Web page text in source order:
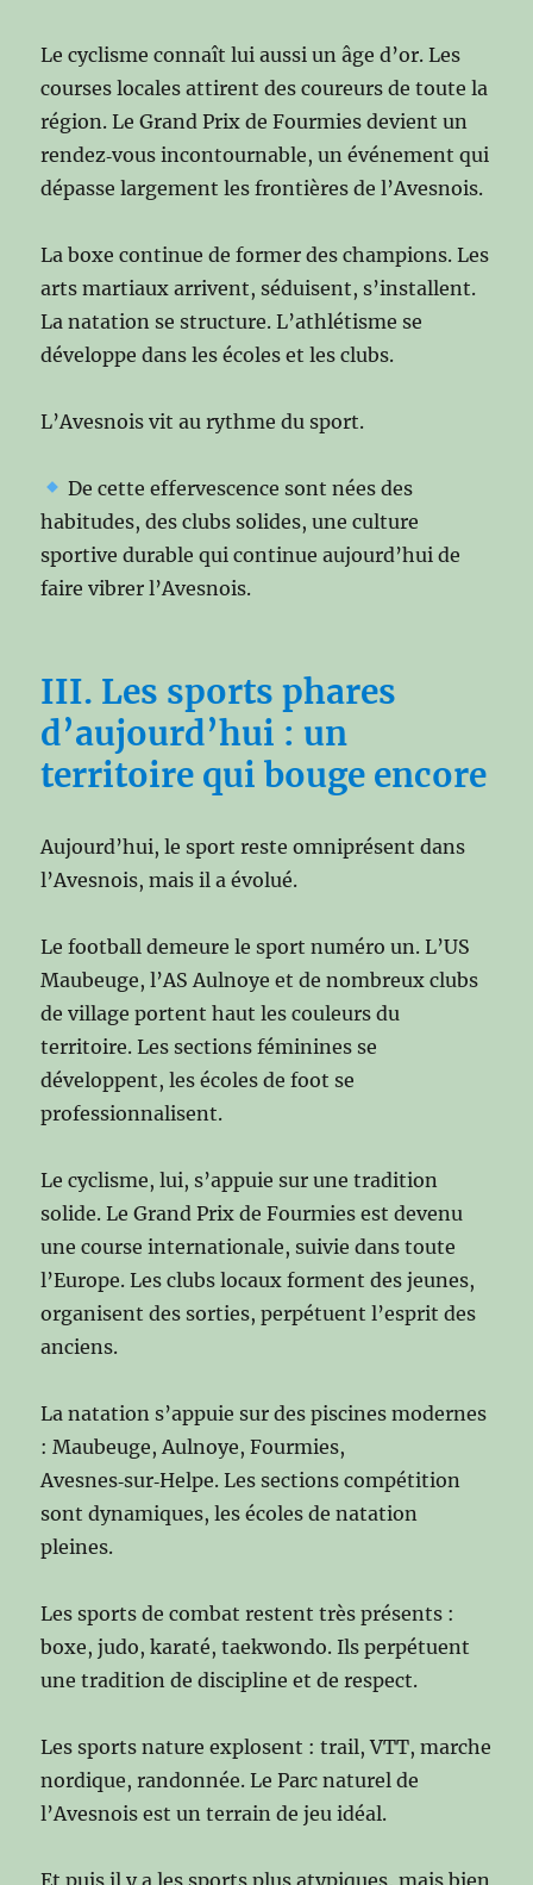
Le cyclisme connaît lui aussi un âge d’or. Les
courses locales attirent des coureurs de toute la
région. Le Grand Prix de Fourmies devient un
rendez‑vous incontournable, un événement qui
dépasse largement les frontières de l’Avesnois.
La boxe continue de former des champions. Les
arts martiaux arrivent, séduisent, s’installent.
La natation se structure. L’athlétisme se
développe dans les écoles et les clubs.
L’Avesnois vit au rythme du sport.
De cette effervescence sont nées des
habitudes, des clubs solides, une culture
sportive durable qui continue aujourd’hui de
faire vibrer l’Avesnois.
III. Les sports phares
d’aujourd’hui : un
territoire qui bouge encore
Aujourd’hui, le sport reste omniprésent dans
l’Avesnois, mais il a évolué.
Le football demeure le sport numéro un. L’US
Maubeuge, l’AS Aulnoye et de nombreux clubs
de village portent haut les couleurs du
territoire. Les sections féminines se
développent, les écoles de foot se
professionnalisent.
Le cyclisme, lui, s’appuie sur une tradition
solide. Le Grand Prix de Fourmies est devenu
une course internationale, suivie dans toute
l’Europe. Les clubs locaux forment des jeunes,
organisent des sorties, perpétuent l’esprit des
anciens.
La natation s’appuie sur des piscines modernes
: Maubeuge, Aulnoye, Fourmies,
Avesnes‑sur‑Helpe. Les sections compétition
sont dynamiques, les écoles de natation
pleines.
Les sports de combat restent très présents :
boxe, judo, karaté, taekwondo. Ils perpétuent
une tradition de discipline et de respect.
Les sports nature explosent : trail, VTT, marche
nordique, randonnée. Le Parc naturel de
l’Avesnois est un terrain de jeu idéal.
Et puis il y a les sports plus atypiques, mais bien